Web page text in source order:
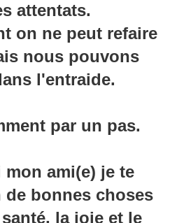
attentats.
on ne peut refaire
nous pouvons
l'entraide.
par un pas.
ami(e) je te
bonnes choses
la joie et le